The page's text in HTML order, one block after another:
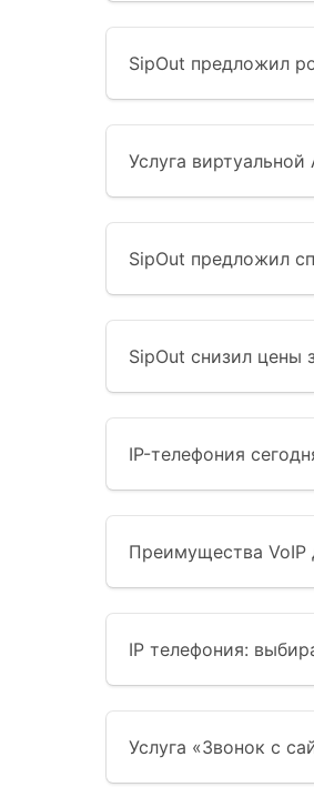
SipOut предложил
Услуга
SipOut предложил
SipOut снизил цены
IP-телефония
Преимущества VoIP
IP телефония:
Услуга «Звонок с